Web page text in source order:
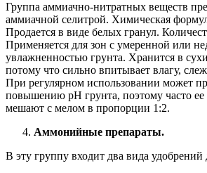
Группа аммиачно-нитратных веществ
аммиачной селитрой. Химическая
Продается в виде белых гранул.
Применяется для зон с умеренной или
увлажненностью грунта. Хранится в
потому что сильно впитывает влагу,
При регулярном использовании может
повышению pH грунта, поэтому часто ее
мешают с мелом в пропорции 1:2.
Аммонийные препараты.
В эту группу входит два вида удобрений